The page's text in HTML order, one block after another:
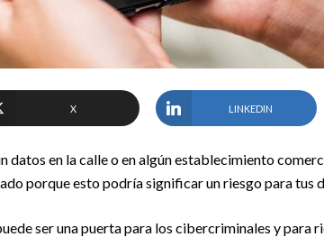
X LINKEDIN
datos en la calle o en algún establecimiento
porque esto podría significar un riesgo para tus
ser una puerta para los cibercriminales y para